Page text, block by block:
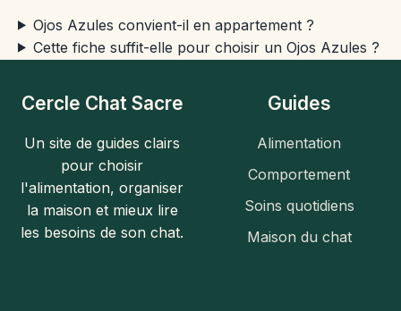
Ojos Azules convient-il en appartement ?
Cette fiche suffit-elle pour choisir un Ojos Azules ?
Cercle Chat Sacre
Un site de guides clairs
pour choisir
l'alimentation, organiser
la maison et mieux lire
les besoins de son chat.
Guides
Alimentation
Comportement
Soins quotidiens
Maison du chat